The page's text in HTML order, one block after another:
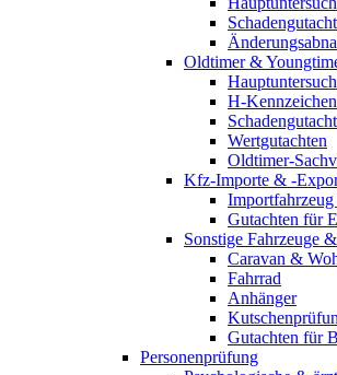
Oldtimer &
H-Kennzeichen
Wertgutachten
Oldtimer-
Kfz-Importe & -
Gutachten für
Sonstige Fahrzeuge
Caravan &
Fahrrad
Anhänger
Gutachten für
Personenprüfung